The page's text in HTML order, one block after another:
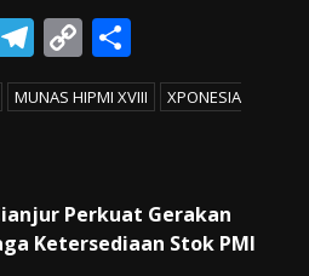
T
el
e
m
C
o
p
n
h
ar
MUNAS HIPMI XVIII
XPONESIA
Perkuat Gerakan
Ketersediaan Stok PMI